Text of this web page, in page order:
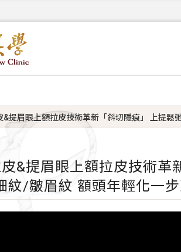
&提眉眼上額拉皮技術革新「斜切隱痕」 上提鬆
&提眉眼上額拉皮技術革
紋/皺眉紋 額頭年輕化一步